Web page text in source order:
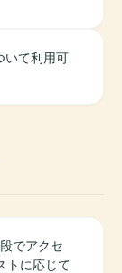
いて利用可
でアクセ
トに応じて